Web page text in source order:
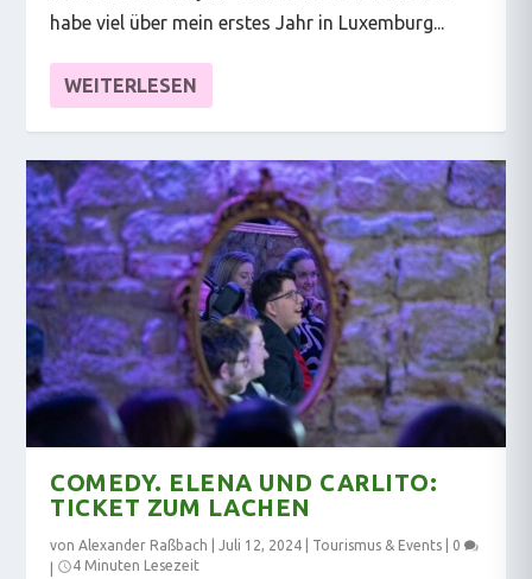
habe viel über mein erstes Jahr in Luxemburg...
WEITERLESEN
COMEDY. ELENA UND CARLITO:
TICKET ZUM LACHEN
von Alexander Raßbach Juli 12, 2024 Tourismus & Events
0
4 Minuten Lesezeit